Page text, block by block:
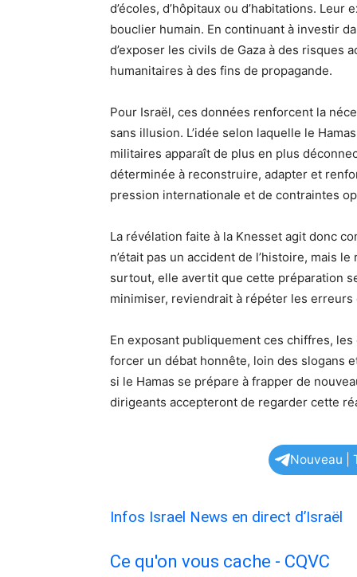
d’écoles, d’hôpitaux ou d’habitations.
bouclier humain. En continuant à investir
d’exposer les civils de Gaza à des
humanitaires à des fins de propagande.
Pour Israël, ces données renforcent la
sans illusion. L’idée selon laquelle le
militaires apparaît de plus en plus
déterminée à reconstruire, adapter et
pression internationale et de contraintes
La révélation faite à la Knesset agit donc
n’était pas un accident de l’histoire, mais
surtout, elle avertit que cette préparation
minimiser, reviendrait à répéter les erreurs
En exposant publiquement ces chiffres,
forcer un débat honnête, loin des slogans
si le Hamas se prépare à frapper de
dirigeants accepteront de regarder cette
Nouveau |
Infos Israel News en direct d’Israël
Ce qu'on vous cache - CQVC